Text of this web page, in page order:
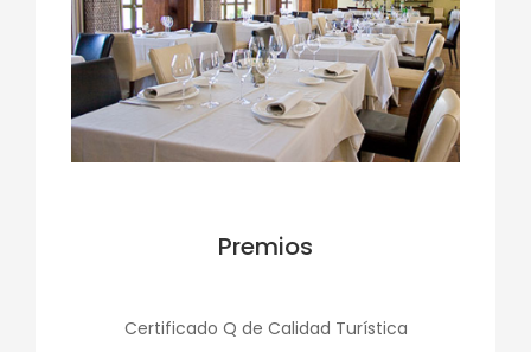
Premios
Certificado Q de Calidad Turística